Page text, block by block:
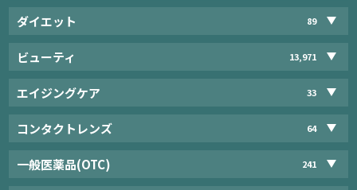
ダイエット 89
ビューティ 13,971
エイジングケア 33
コンタクトレンズ 64
一般医薬品(OTC) 241